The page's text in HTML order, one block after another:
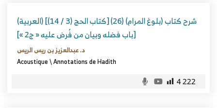
(العربية) شرح كتاب (بلوغ المرام) (26) [كتاب الحج (3 / 14)]
[باب فضله وبيان من فُرض عليه « ج2 »]
د. عبدالعزيز بن ريس الريس
Acoustique\Annotations de Hadith
4 222